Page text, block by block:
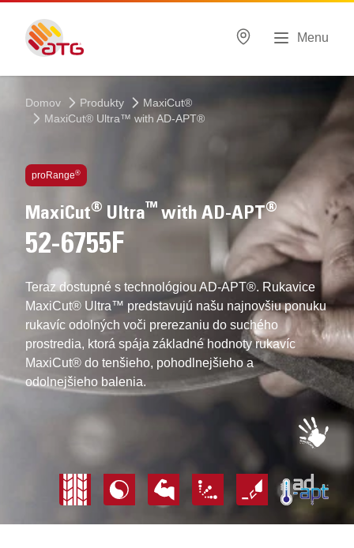
Menu
Domov Produkty
MaxiCut®
MaxiCut® Ultra™ with AD-APT®
proRange®
MaxiCut® Ultra™with AD-APT®
52-6755F
Teraz dostupné s technológiou AD-APT®. Rukavice
MaxiCut® Ultra™ predstavujú našu najnovšiu ponuku
rukavíc odolných voči prerezaniu do suchého
prostredia, ktorá spája základné hodnoty rukavíc
MaxiCut® do tenšieho, pohodlnejšieho a
odolnejšieho balenia.
Technológie vo vnútri